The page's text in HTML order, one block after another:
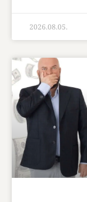
2026.08.05.